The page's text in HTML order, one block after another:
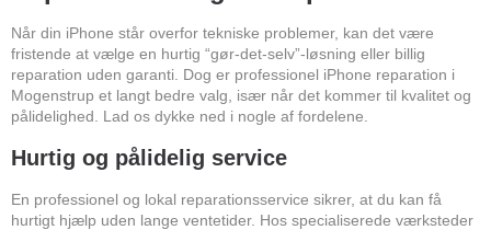
Når din iPhone står overfor tekniske problemer, kan det være
fristende at vælge en hurtig “gør-det-selv”-løsning eller billig
reparation uden garanti. Dog er professionel iPhone reparation i
Mogenstrup et langt bedre valg, især når det kommer til kvalitet og
pålidelighed. Lad os dykke ned i nogle af fordelene.
Hurtig og pålidelig service
En professionel og lokal reparationsservice sikrer, at du kan få
hurtigt hjælp uden lange ventetider. Hos specialiserede værksteder